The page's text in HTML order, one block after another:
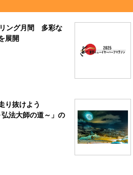
ング月間 多彩な
展開
り抜けよう
法大師の道～」の